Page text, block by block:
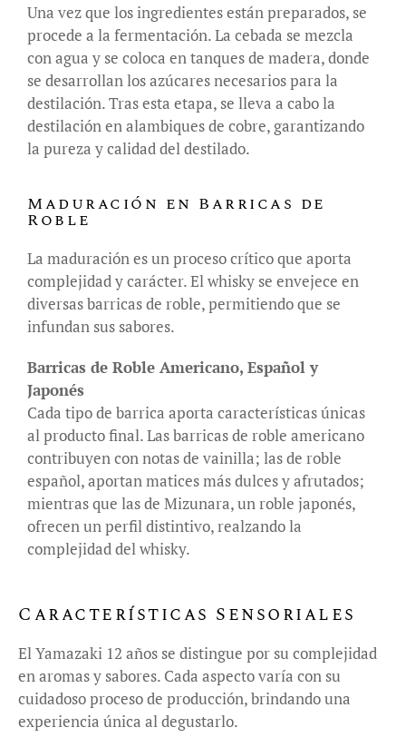
Una vez que los ingredientes están preparados, se
procede a la fermentación. La cebada se mezcla
con agua y se coloca en tanques de madera, donde
se desarrollan los azúcares necesarios para la
destilación. Tras esta etapa, se lleva a cabo la
destilación en alambiques de cobre, garantizando
la pureza y calidad del destilado.
Maduración en Barricas de
Roble
La maduración es un proceso crítico que aporta
complejidad y carácter. El whisky se envejece en
diversas barricas de roble, permitiendo que se
infundan sus sabores.
Barricas de Roble Americano, Español y
Japonés
Cada tipo de barrica aporta características únicas
al producto final. Las barricas de roble americano
contribuyen con notas de vainilla; las de roble
español, aportan matices más dulces y afrutados;
mientras que las de Mizunara, un roble japonés,
ofrecen un perfil distintivo, realzando la
complejidad del whisky.
Características Sensoriales
El Yamazaki 12 años se distingue por su complejidad
en aromas y sabores. Cada aspecto varía con su
cuidadoso proceso de producción, brindando una
experiencia única al degustarlo.